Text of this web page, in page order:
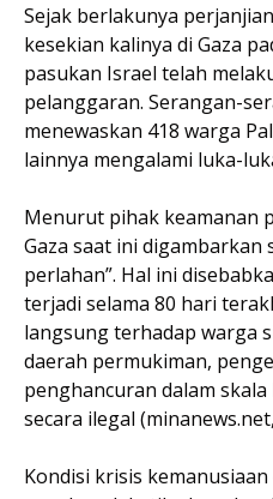
Sejak berlakunya
kesekian kalinya di Gaza
pasukan Israel telah
pelanggaran. Serangan-
menewaskan 418 warga
lainnya mengalami luka-
Menurut pihak keamanan
Gaza saat ini digambarkan
perlahan”. Hal ini
terjadi selama 80 hari
langsung terhadap warga
daerah permukiman,
penghancuran dalam
secara ilegal
Kondisi krisis kemanusiaan